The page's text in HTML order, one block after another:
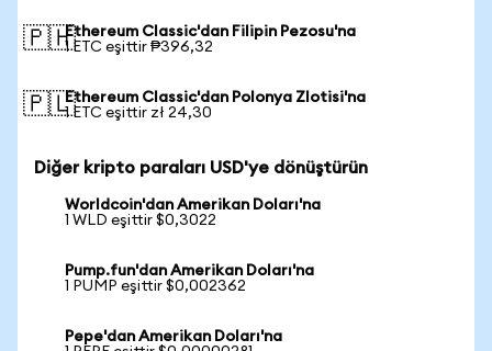
🇵🇭Ethereum Classic'dan Filipin Pezosu'na
1 ETC eşittir ₱396,32
🇵🇱Ethereum Classic'dan Polonya Zlotisi'na
1 ETC eşittir zł 24,30
Diğer kripto paraları USD'ye dönüştürün
Worldcoin'dan Amerikan Doları'na
1 WLD eşittir $0,3022
Pump.fun'dan Amerikan Doları'na
1 PUMP eşittir $0,002362
Pepe'dan Amerikan Doları'na